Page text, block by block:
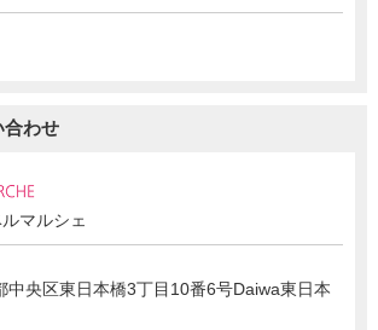
合わせ
マルシェ
中央区東日本橋3丁目10番6号Daiwa東日本